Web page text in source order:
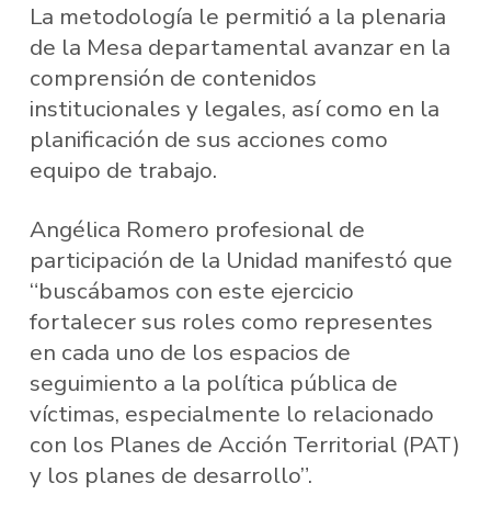
La metodología le permitió a la plenaria
de la Mesa departamental avanzar en la
comprensión de contenidos
institucionales y legales, así como en la
planificación de sus acciones como
equipo de trabajo.
Angélica Romero profesional de
participación de la Unidad manifestó que
“buscábamos con este ejercicio
fortalecer sus roles como representes
en cada uno de los espacios de
seguimiento a la política pública de
víctimas, especialmente lo relacionado
con los Planes de Acción Territorial (PAT)
y los planes de desarrollo”.